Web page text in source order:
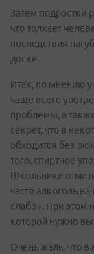
Затем подростки
что толкает
последствия
доске.
Итак, по мнению
чаще всего
проблемы, а
секрет, что в
обходится без
того, спиртное
Школьники
часто алкоголь
слабо». При этом
которой нужно
Очень жаль, что